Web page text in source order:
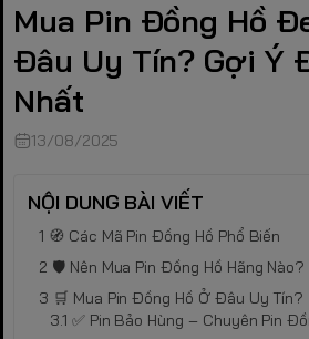
Mua Pin Đồng Hồ
Đâu Uy Tín? Gợi Ý
Nhất
13/08/2025
NỘI DUNG BÀI VIẾT
🧭 Các Mã Pin Đồng Hồ Phổ Biến
🛡️ Nên Mua Pin Đồng Hồ Hãng Nào?
🛒 Mua Pin Đồng Hồ Ở Đâu Uy Tín?
✅ Pin Bảo Hùng – Chuyên Pin